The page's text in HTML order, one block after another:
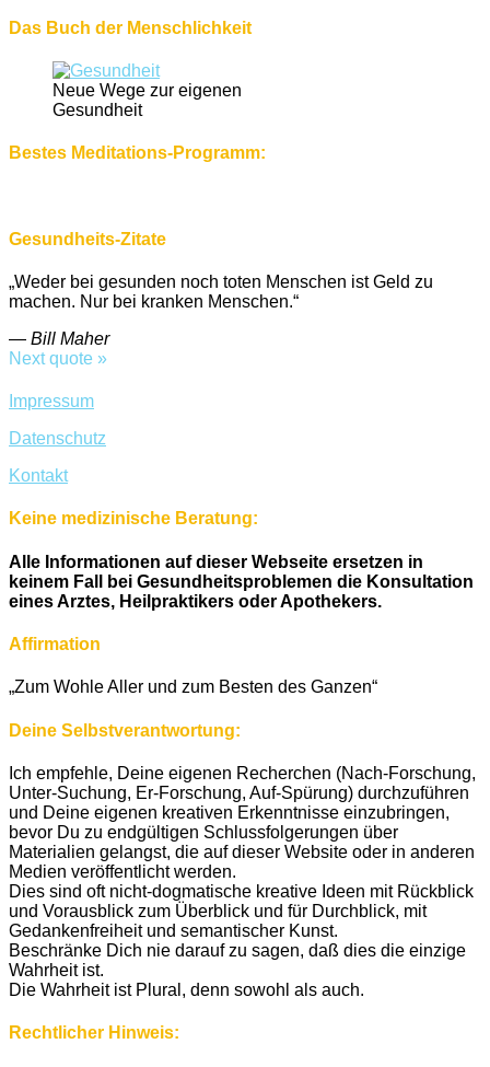
Das Buch der Menschlichkeit
Neue Wege zur eigenen
Gesundheit
Bestes Meditations-Programm:
Gesundheits-Zitate
„Weder bei gesunden noch toten Menschen ist Geld zu
machen. Nur bei kranken Menschen.“
— Bill Maher
Next quote »
Impressum
Datenschutz
Kontakt
Keine medizinische Beratung:
Alle Informationen auf dieser Webseite ersetzen in
keinem Fall bei Gesundheitsproblemen die Konsultation
eines Arztes, Heilpraktikers oder Apothekers.
Affirmation
„Zum Wohle Aller und zum Besten des Ganzen“
Deine Selbstverantwortung:
Ich empfehle, Deine eigenen Recherchen (Nach-Forschung,
Unter-Suchung, Er-Forschung, Auf-Spürung) durchzuführen
und Deine eigenen kreativen Erkenntnisse einzubringen,
bevor Du zu endgültigen Schlussfolgerungen über
Materialien gelangst, die auf dieser Website oder in anderen
Medien veröffentlicht werden.
Dies sind oft nicht-dogmatische kreative Ideen mit Rückblick
und Vorausblick zum Überblick und für Durchblick, mit
Gedankenfreiheit und semantischer Kunst.
Beschränke Dich nie darauf zu sagen, daß dies die einzige
Wahrheit ist.
Die Wahrheit ist Plural, denn sowohl als auch.
Rechtlicher Hinweis: